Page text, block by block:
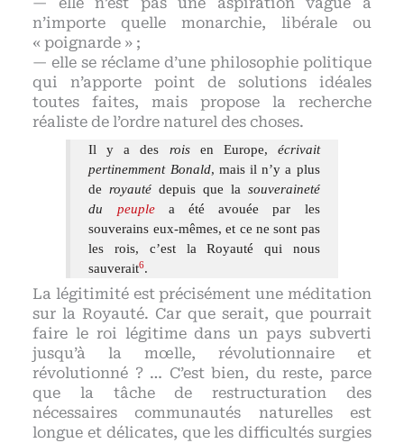
n’importe quelle monarchie, libérale ou
« poignarde » ;
— elle se réclame d’une philosophie politique
qui n’apporte point de solutions idéales
toutes faites, mais propose la recherche
réaliste de l’ordre naturel des choses.
Il y a des roisen Europe, écrivait
pertinemment Bonald, mais il n’y a plus
deroyauté depuis que la souveraineté
du peuplea été avouée par les
souverains eux-mêmes, et ce ne sont pas
les rois, c’est la Royauté qui nous
sauverait6.
La légitimité est précisément une méditation
sur la Royauté. Car que serait, que pourrait
faire le roi légitime dans un pays subverti
jusqu’à la mœlle, révolutionnaire et
révolutionné ? … C’est bien, du reste, parce
que la tâche de restructuration des
nécessaires communautés naturelles est
longue et délicates, que les difficultés surgies